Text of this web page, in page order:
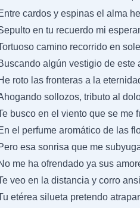
cardos y espinas el alma
en tu recuerdo mi
camino recorrido en
algún vestigio de este
roto las fronteras a la
sollozos, tributo al
busco en el viento que se me
el perfume aromático de las
esa sonrisa que me
me ha ofrendado ya sus
veo en la distancia y corro
etérea silueta pretendo